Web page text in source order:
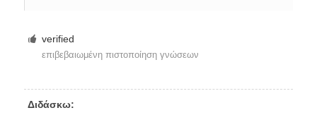
verified
επιβεβαιωμένη πιστοποίηση γνώσεων
Διδάσκω: